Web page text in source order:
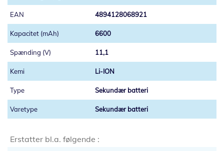
4894128068921
6600
11,1
Li-ION
Sekundær batteri
Sekundær batteri
Erstatter bl.a. følgende :